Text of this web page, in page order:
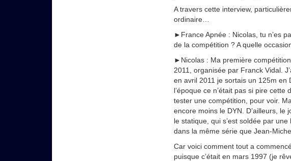
A travers cette interview,
ordinaire…
►France Apnée : Nicolas, tu n’es
de la compétition ? A quelle
►Nicolas : Ma première
2011, organisée par Franck Vidal.
en avril 2011 je sortais un 125m en
l’époque ce n’était pas si pire
tester une compétition, pour voir.
encore moins le DYN. D’ailleurs, le
le statique, qui s’est soldée par
dans la même série que Jean-
Car voici comment tout a
puisque c’était en mars 1997 (je